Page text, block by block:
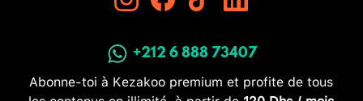
+212 6 888 73407
Abonne-toi à Kezakoo premium et profite de tous